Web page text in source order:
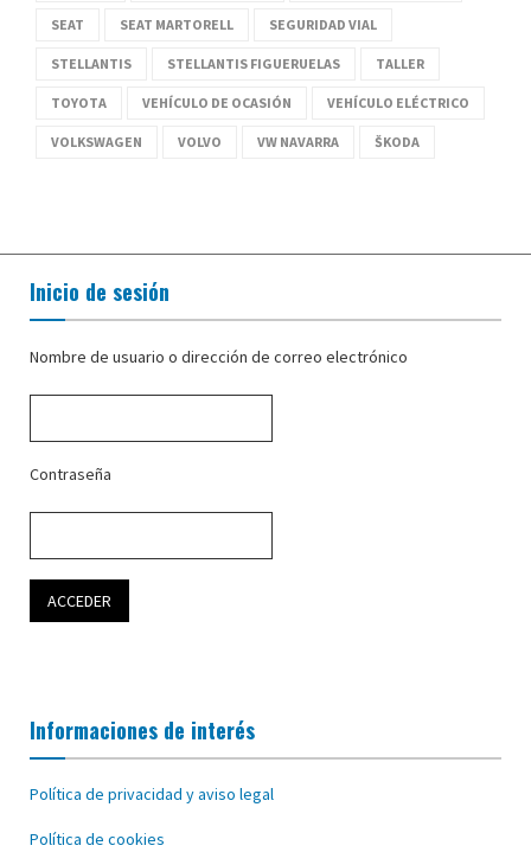
SEAT SEAT MARTORELL SEGURIDAD VIAL
STELLANTIS STELLANTIS FIGUERUELAS TALLER
TOYOTA VEHÍCULO DE OCASIÓN VEHÍCULO ELÉCTRICO
VOLKSWAGEN VOLVO VW NAVARRA ŠKODA
Inicio de sesión
Nombre de usuario o dirección de correo electrónico
Contraseña
Informaciones de interés
Política de privacidad y aviso legal
Política de cookies